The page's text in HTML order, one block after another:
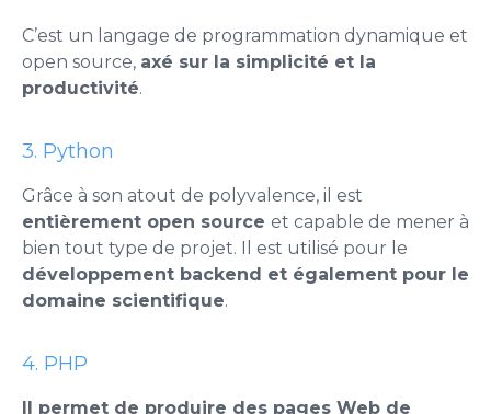
C’est un langage de programmation dynamique et
open source, axé sur la simplicité et la
productivité.
3. Python
Grâce à son atout de polyvalence, il est
entièrement open source et capable de mener à
bien tout type de projet. Il est utilisé pour le
développement backend et également pour le
domaine scientifique.
4. PHP
Il permet de produire des pages Web de